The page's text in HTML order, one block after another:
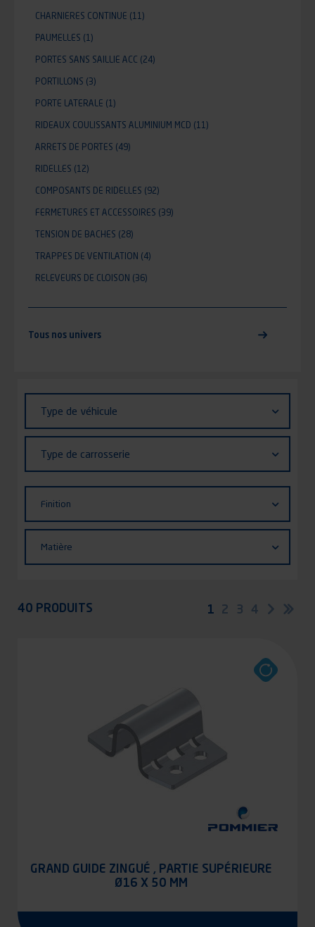
véhicule
Type de véhicule
carrosserie
Type de carrosserie
Finition
Matière
40 PRODUITS Pagination
Page
1 Page
2 Page
3 Page
4
Page
GRAND GUIDE ZINGUÉ , PARTIE SUPÉRIEURE
Ø16 X 50 MM
CHARNIERES CONTINUE (11)
PAUMELLES (1)
PORTES SANS SAILLIE ACC (24)
PORTILLONS (3)
PORTE LATERALE (1)
RIDEAUX COULISSANTS ALUMINIUM MCD (11)
ARRETS DE PORTES (49)
RIDELLES (12)
COMPOSANTS DE RIDELLES (92)
FERMETURES ET ACCESSOIRES (39)
TENSION DE BACHES (28)
TRAPPES DE VENTILATION (4)
RELEVEURS DE CLOISON (36)
Tous nos univers